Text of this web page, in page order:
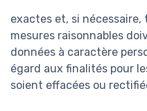
exactes et, si
mesures raisonnables
données à caractère
égard aux finalités pour
soient effacées ou